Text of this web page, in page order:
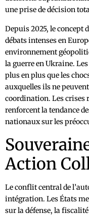
une prise de décision
Depuis 2025, le concept
débats intenses en
environnement
la guerre en Ukraine.
plus en plus que les
auxquelles ils ne
coordination. Les crises
renforcent la tendance
nationaux sur les
Action
Le conflit central de
intégration. Les États
sur la défense, la